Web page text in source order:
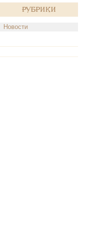
Рубрики
Новости